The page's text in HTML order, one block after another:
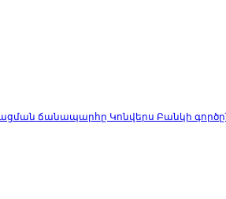
ճանապարհը Կոնվերս Բանկի